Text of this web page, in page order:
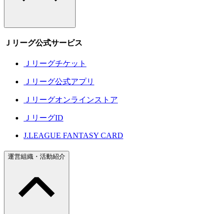
Ｊリーグ公式サービス
Ｊリーグチケット
Ｊリーグ公式アプリ
Ｊリーグオンラインストア
ＪリーグID
J.LEAGUE FANTASY CARD
運営組織・活動紹介